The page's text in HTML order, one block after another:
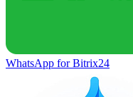
WhatsApp for Bitrix24